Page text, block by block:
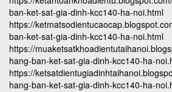
ban-ket-sat-gia-dinh-kcc140-ha-noi.html
https://
ban-ket-sat-gia-dinh-kcc140-ha-noi.html
https://
hang-ban-ket-sat-gia-dinh-kcc140-ha-
https://
hang-ban-ket-sat-gia-dinh-kcc140-ha-